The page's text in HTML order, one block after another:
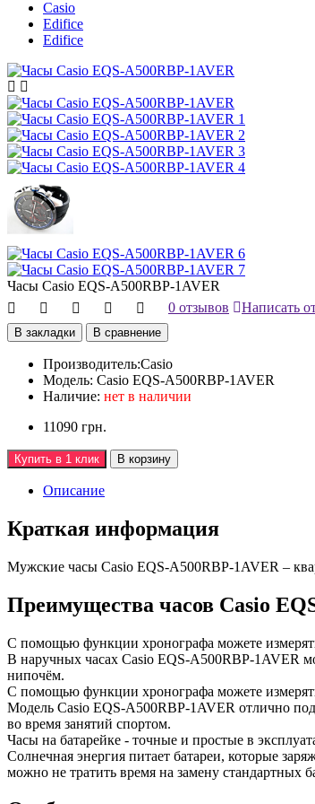
Casio
Edifice
Edifice
Часы Casio EQS-A500RBP-1AVER
0 отзывов
Написать
В закладки В сравнение
Производитель:Casio
Модель: Casio EQS-A500RBP-1AVER
Наличие: нет в наличии
11090 грн.
Купить в 1 клик В корзину
Описание
Краткая информация
Мужские часы Casio EQS-A500RBP-1AVER –
Преимущества часов Casio
С помощью функции хронографа можете
В наручных часах Casio EQS-A500RBP-1AVER
нипочём.
С помощью функции хронографа можете
Модель Casio EQS-A500RBP-1AVER отлично
во время занятий спортом.
Часы на батарейке - точные и простые в
Солнечная энергия питает батареи, которые
можно не тратить время на замену стандартных